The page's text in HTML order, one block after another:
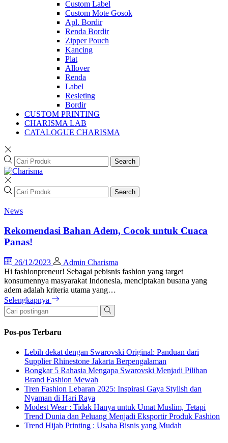
Custom Label
Custom Mote Gosok
Apl. Bordir
Renda Bordir
Zipper Pouch
Kancing
Plat
Allover
Renda
Label
Resleting
Bordir
CUSTOM PRINTING
CHARISMA LAB
CATALOGUE CHARISMA
Search
Search
News
Rekomendasi Bahan Adem, Cocok untuk Cuaca
Panas!
26/12/2023
Admin Charisma
Hi fashionpreneur! Sebagai pebisnis fashion yang target
konsumennya masyarakat Indonesia, menciptakan busana yang
adem adalah kriteria utama yang…
Selengkapnya
Pos-pos Terbaru
Lebih dekat dengan Swarovski Original: Panduan dari
Supplier Rhinestone Jakarta Berpengalaman
Bongkar 5 Rahasia Mengapa Swarovski Menjadi Pilihan
Brand Fashion Mewah
Tren Fashion Lebaran 2025: Inspirasi Gaya Stylish dan
Nyaman di Hari Raya
Modest Wear : Tidak Hanya untuk Umat Muslim, Tetapi
Trend Dunia dan Peluang Menjadi Eksportir Produk Fashion
Trend Hijab Printing : Usaha Bisnis yang Mudah